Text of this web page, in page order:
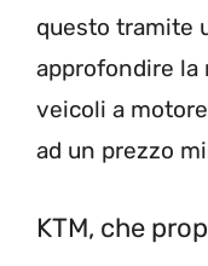
questo tramite
approfondire la
veicoli a
ad un prezzo
KTM, che